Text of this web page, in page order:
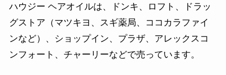
ハウジー ヘアオイルは、ドンキ、ロフト、ドラッ
グストア（マツキヨ、スギ薬局、ココカラファイ
ンなど）、ショップイン、プラザ、アレックスコ
ンフォート、チャーリーなどで売っています。